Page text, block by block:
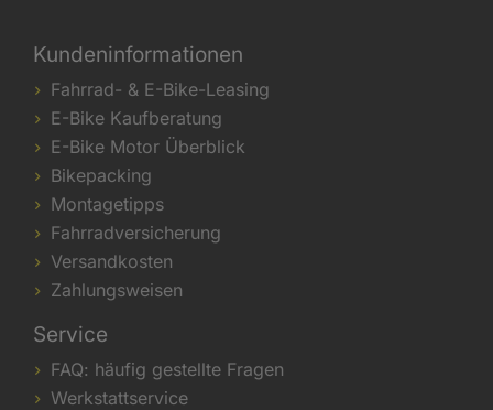
Kundeninformationen
Fahrrad- & E-Bike-Leasing
E-Bike Kaufberatung
E-Bike Motor Überblick
Bikepacking
Montagetipps
Fahrradversicherung
Versandkosten
Zahlungsweisen
Service
FAQ: häufig gestellte Fragen
Werkstattservice